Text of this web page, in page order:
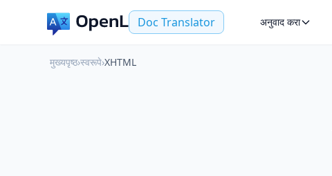
Doc Translator अनुवाद करा
मुख्यपृष्ठ›स्वरूपे›XHTML